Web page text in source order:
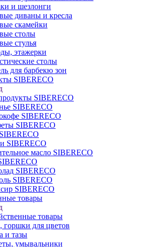
и шезлонги
диваны и кресла
скамейки
столы
стулья
этажерки
столы
для барбекю зон
SIBERECO
SIBERECO
SIBERECO
SIBERECO
SIBERECO
SIBERECO
масло SIBERECO
SIBERECO
SIBERECO
SIBERECO
товары
товары
горшки для цветов
и тазы
умывальники